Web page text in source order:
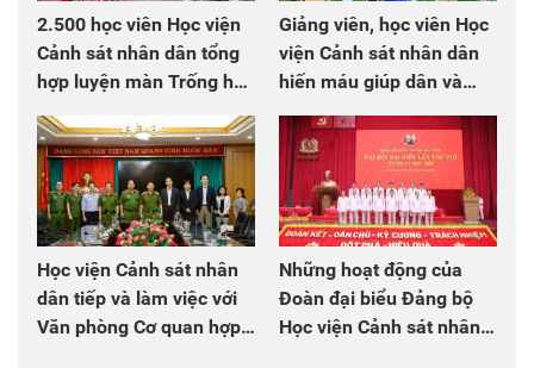
2.500 học viên Học viện
Cảnh sát nhân dân tổng
hợp luyện màn Trống hội
chào mừng Đại hội Đảng
Giảng viên, học viên Học
viện Cảnh sát nhân dân
hiến máu giúp dân và
đồng đội
Học viện Cảnh sát nhân
dân tiếp và làm việc với
Văn phòng Cơ quan hợp
Những hoạt động của
Đoàn đại biểu Đảng bộ
Học viện Cảnh sát nhân